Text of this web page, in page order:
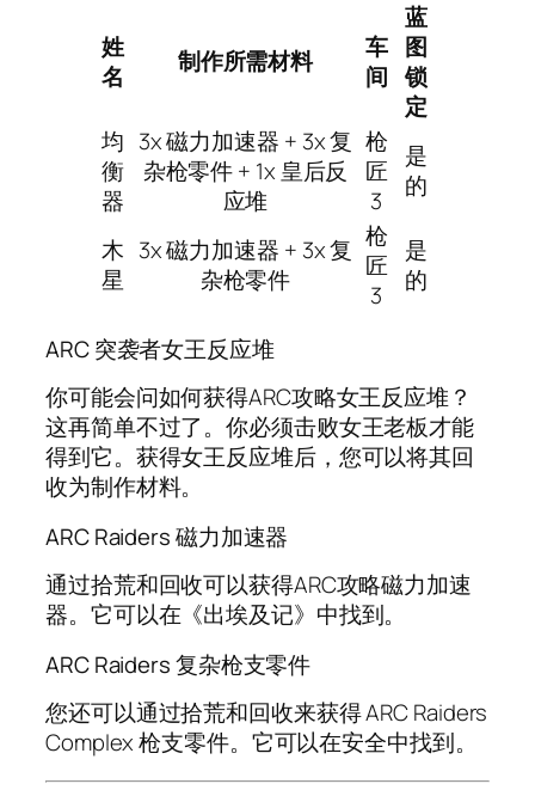
姓
名
制作所需材料
车
间
蓝
图
锁
定
均
衡
器
3x 磁力加速器 + 3x 复
杂枪零件 + 1x 皇后反
应堆
枪
匠
3
是
的
木
星
3x 磁力加速器 + 3x 复
杂枪零件
枪
匠
3
是
的
ARC 突袭者女王反应堆
你可能会问如何获得ARC攻略女王反应堆？
这再简单不过了。你必须击败女王老板才能
得到它。获得女王反应堆后，您可以将其回
收为制作材料。
ARC Raiders 磁力加速器
通过拾荒和回收可以获得ARC攻略磁力加速
器。它可以在《出埃及记》中找到。
ARC Raiders 复杂枪支零件
您还可以通过拾荒和回收来获得 ARC Raiders
Complex 枪支零件。它可以在安全中找到。